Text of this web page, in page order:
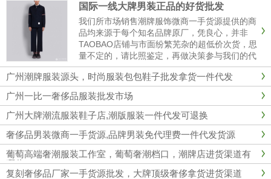
国际一线大牌男装正品的好货批发
我们所市场销售潮牌服饰微商一手货源提供的商
品均来源于每个知名品牌原厂，凭良心，并非
TAOBAO店铺与市面纷繁芜杂的超低价次货，思
量不定的，请比照鉴定，再做决策参与我们的代
理商。 我们的服装不管做工、用材，原产地都是
和淘宝店铺的衣服彻底不同的，所以本质没有对
比性，也完全没必要性比较......
广州潮牌服装源头，时尚服装包包鞋子批发拿货一件代发
广州一比一奢侈品服装批发市场
广州大牌潮流服装鞋子店,潮版服装一件代发可退换
奢侈品男装微商一手货源,品牌男装免代理费一件代发货源
葡萄高端奢潮服装工作室，葡萄奢潮档口，潮牌店进货渠道有
哪些？
复刻奢侈品厂家一手货源批发，大牌顶级奢侈拿货进货渠道